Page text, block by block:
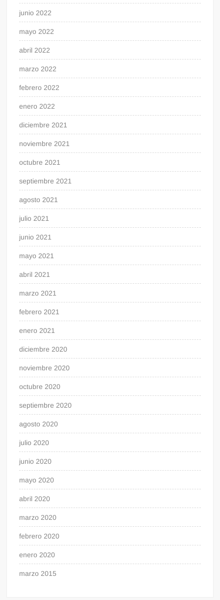
junio 2022
mayo 2022
abril 2022
marzo 2022
febrero 2022
enero 2022
diciembre 2021
noviembre 2021
octubre 2021
septiembre 2021
agosto 2021
julio 2021
junio 2021
mayo 2021
abril 2021
marzo 2021
febrero 2021
enero 2021
diciembre 2020
noviembre 2020
octubre 2020
septiembre 2020
agosto 2020
julio 2020
junio 2020
mayo 2020
abril 2020
marzo 2020
febrero 2020
enero 2020
marzo 2015